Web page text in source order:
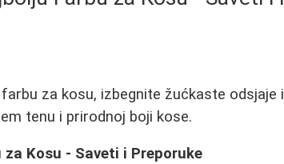
za kosu, izbegnite žućkaste odsjaje
tenu i prirodnoj boji kose.
Kosu - Saveti i Preporuke